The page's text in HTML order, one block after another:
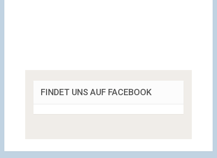
FINDET UNS AUF FACEBOOK